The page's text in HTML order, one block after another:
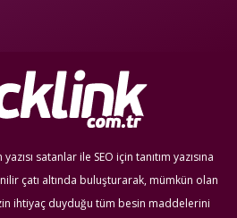
satanlar ile SEO için tanıtım yazısına
çatı altında buluşturarak, mümkün olan
ihtiyaç duyduğu tüm besin maddelerini